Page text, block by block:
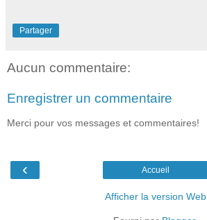
Partager
Aucun commentaire:
Enregistrer un commentaire
Merci pour vos messages et commentaires!
‹ Accueil
Afficher la version Web